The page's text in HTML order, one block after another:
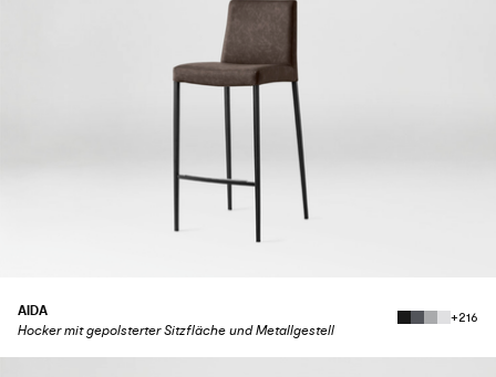
AIDA
Hocker mit gepolsterter Sitzfläche und Metallgestell
+216